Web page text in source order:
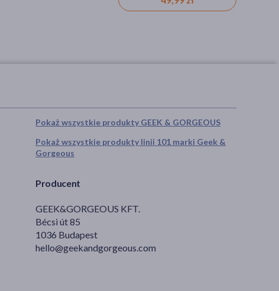
Pokaż wszystkie produkty GEEK & GORGEOUS
Pokaż wszystkie produkty linii 101 marki Geek &
Gorgeous
Producent
GEEK&GORGEOUS KFT.
Bécsi út 85
1036 Budapest
hello@geekandgorgeous.com